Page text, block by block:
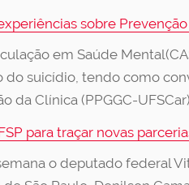
sobre
em Saúde
suicídio, tendo como
da Clínica (PPGGC-
para traçar novas
o deputado federal